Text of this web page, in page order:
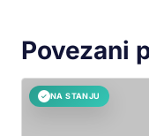
Povezani
✓ NA STANJU